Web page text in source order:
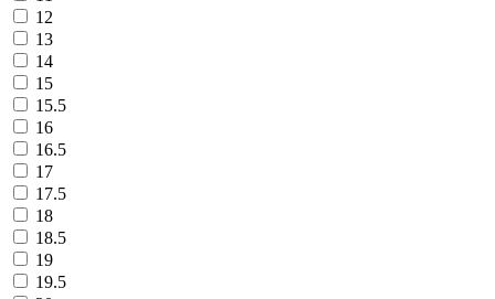
12
13
14
15
15.5
16
16.5
17
17.5
18
18.5
19
19.5